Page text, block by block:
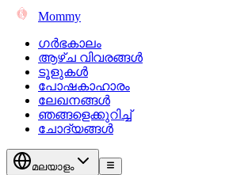
Mommy
ഗർഭകാലം
ആഴ്ച വിവരങ്ങൾ
ടൂളുകൾ
പോഷകാഹാരം
ലേഖനങ്ങൾ
ഞങ്ങളെക്കുറിച്ച്
ചോദ്യങ്ങൾ
മലയാളം